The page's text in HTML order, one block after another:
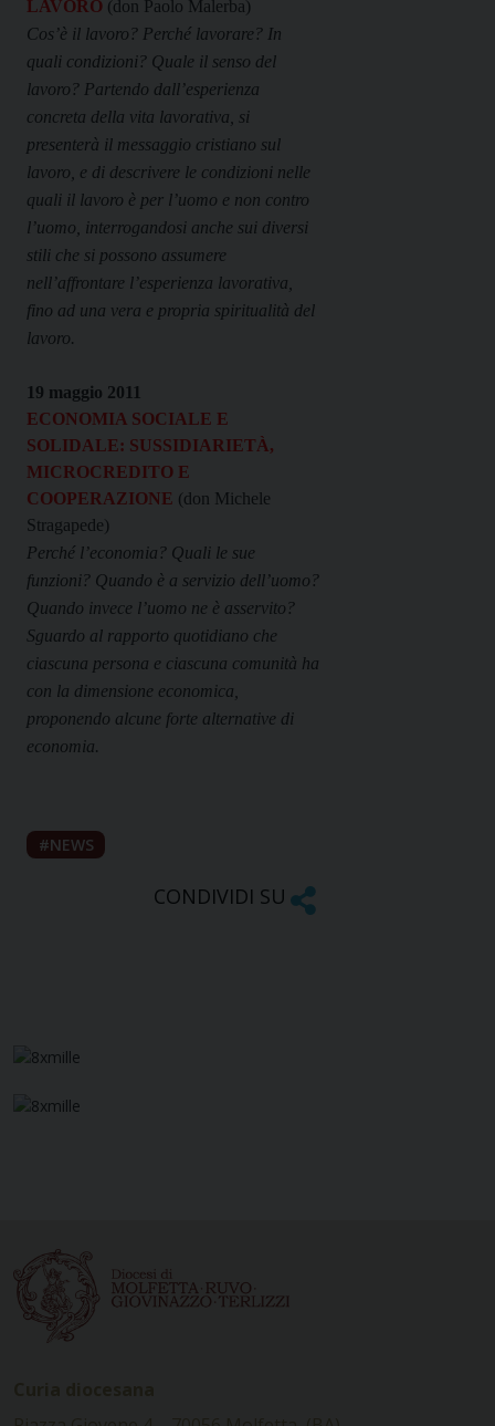
LAVORO (don Paolo Malerba)
Cos’è il lavoro? Perché lavorare? In
quali condizioni? Quale il senso del
lavoro? Partendo dall’esperienza
concreta della vita lavorativa, si
presenterà il messaggio cristiano sul
lavoro, e di descrivere le condizioni nelle
quali il lavoro è per l’uomo e non contro
l’uomo, interrogandosi anche sui diversi
stili che si possono assumere
nell’affrontare l’esperienza lavorativa,
fino ad una vera e propria spiritualità del
lavoro.
19 maggio 2011
ECONOMIA SOCIALE E
SOLIDALE: SUSSIDIARIETÀ,
MICROCREDITO E
COOPERAZIONE (don Michele
Stragapede)
Perché l’economia? Quali le sue
funzioni? Quando è a servizio dell’uomo?
Quando invece l’uomo ne è asservito?
Sguardo al rapporto quotidiano che
ciascuna persona e ciascuna comunità ha
con la dimensione economica,
proponendo alcune forte alternative di
economia.
NEWS
CONDIVIDI SU